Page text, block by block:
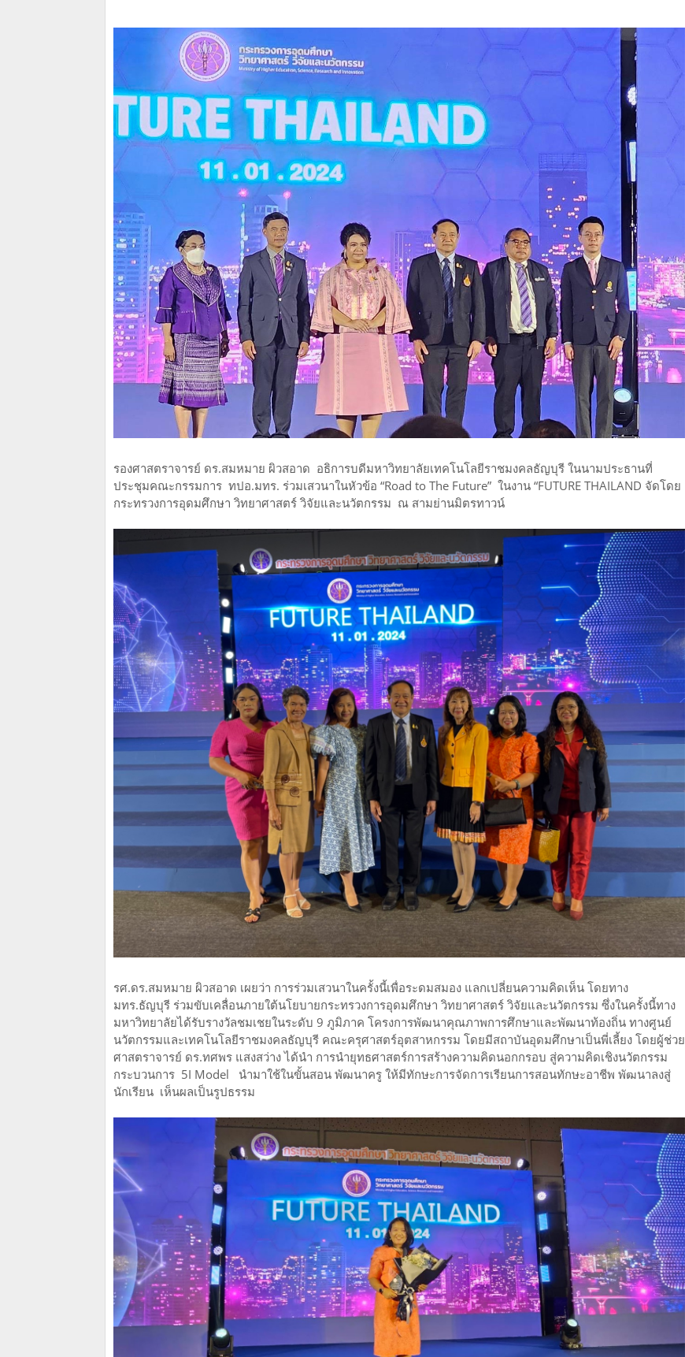
รองศาสตราจารย์ ดร.สมหมาย ผิวสอาด อธิการบดีมหาวิทยาลัยเทคโนโลยีราชมงคลธัญบุรี ในนามประธานที่
ประชุมคณะกรรมการ ทปอ.มทร. ร่วมเสวนาในหัวข้อ “Road to The Future” ในงาน “FUTURE THAILAND จัดโดย
กระทรวงการอุดมศึกษา วิทยาศาสตร์ วิจัยและนวัตกรรม ณ สามย่านมิตรทาวน์
รศ.ดร.สมหมาย ผิวสอาด เผยว่า การร่วมเสวนาในครั้งนี้เพื่อระดมสมอง แลกเปลี่ยนความคิดเห็น โดยทาง
มทร.ธัญบุรี ร่วมขับเคลื่อนภายใต้นโยบายกระทรวงการอุดมศึกษา วิทยาศาสตร์ วิจัยและนวัตกรรม ซึ่งในครั้งนี้ทาง
มหาวิทยาลัยได้รับรางวัลชมเชยในระดับ 9 ภูมิภาค โครงการพัฒนาคุณภาพการศึกษาและพัฒนาท้องถิ่น ทางศูนย์
นวัตกรรมและเทคโนโลยีราชมงคลธัญบุรี คณะครุศาสตร์อุตสาหกรรม โดยมีสถาบันอุดมศึกษาเป็นพี่เลี้ยง โดยผู้ช่วย
ศาสตราจารย์ ดร.ทศพร แสงสว่าง ได้นำ การนำยุทธศาสตร์การสร้างความคิดนอกกรอบ สู่ความคิดเชิงนวัตกรรม
กระบวนการ 5I Model นำมาใช้ในขั้นสอน พัฒนาครู ให้มีทักษะการจัดการเรียนการสอนทักษะอาชีพ พัฒนาลงสู่
นักเรียน เห็นผลเป็นรูปธรรม